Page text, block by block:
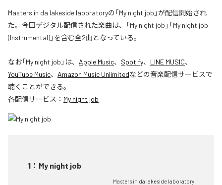
Masters in da lakeside laboratoryの「My night job」が配信開始され
た。今回デジタル配信された楽曲は、「My night job」「My night job
(Instrumental)」を含む全2曲となっている。
なお「My night job 」は、 Apple Music、 Spotify、 LINE MUSIC、
YouTube Music、 Amazon Music Unlimitedなどの音楽配信サービスで
聴くことができる。
各配信サービス： My night job
1 ： My night job
Masters in da lakeside laboratory